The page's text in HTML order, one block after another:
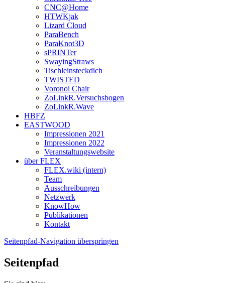
CNC@Home
HTWKjak
Lizard Cloud
ParaBench
ParaKnot3D
sPRINTer
SwayingStraws
Tischleinsteckdich
TWISTED
Voronoi Chair
ZoLinkR.Versuchsbogen
ZoLinkR.Wave
HBFZ
EASTWOOD
Impressionen 2021
Impressionen 2022
Veranstaltungswebsite
über FLEX
FLEX.wiki (intern)
Team
Ausschreibungen
Netzwerk
KnowHow
Publikationen
Kontakt
Seitenpfad-Navigation überspringen
Seitenpfad